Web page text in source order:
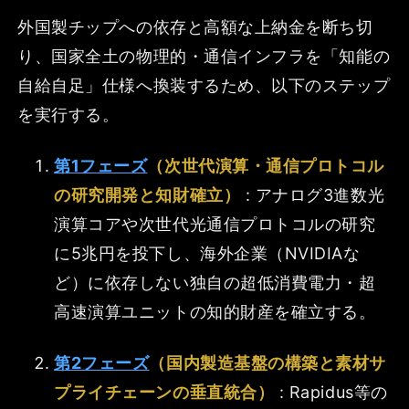
外国製チップへの依存と高額な上納金を断ち切
り、国家全土の物理的・通信インフラを「知能の
自給自足」仕様へ換装するため、以下のステップ
を実行する。
第1フェーズ（次世代演算・通信プロトコル
の研究開発と知財確立）
: アナログ3進数光
演算コアや次世代光通信プロトコルの研究
に5兆円を投下し、海外企業（NVIDIAな
ど）に依存しない独自の超低消費電力・超
高速演算ユニットの知的財産を確立する。
第2フェーズ（国内製造基盤の構築と素材サ
プライチェーンの垂直統合）
: Rapidus等の